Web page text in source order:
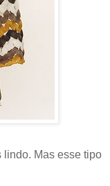
lindo. Mas esse tipo